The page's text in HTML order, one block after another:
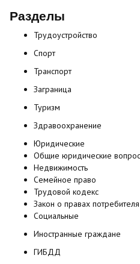
Разделы
Трудоустройство
Спорт
Транспорт
Заграница
Туризм
Здравоохранение
Юридические
Общие юридические
Недвижимость
Семейное право
Трудовой кодекс
Закон о правах потребителя
Социальные
Иностранные граждане
ГИБДД